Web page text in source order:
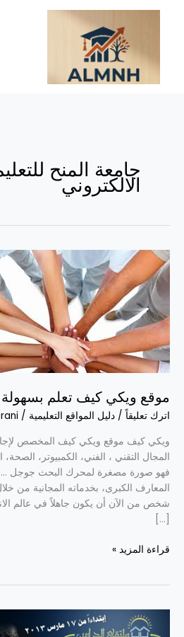
تخطي
جامعة المنح
الالكتروني
موقع ويكي كيف تعلم بسهولة
اترك تعليقاً / دليل المواقع التعليمية /
ويكي كيف موقع ويكي كيف المخصص
المجال التقني ، الفني، الكمبيوتر، الصحة،
فهو صورة مصغرة لمحرك البحث جوجل
المعارف الكبرى، بخدماته المجانية من
شخص من الآن أن يكون جاهلاً في عالم
[…]
موقع
ويكي
كيف
تعلم
بسهولة
قراءة المزيد »
دبلومة
صناعة